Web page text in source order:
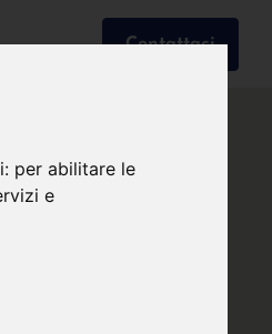
per abilitare le
e
Contattaci